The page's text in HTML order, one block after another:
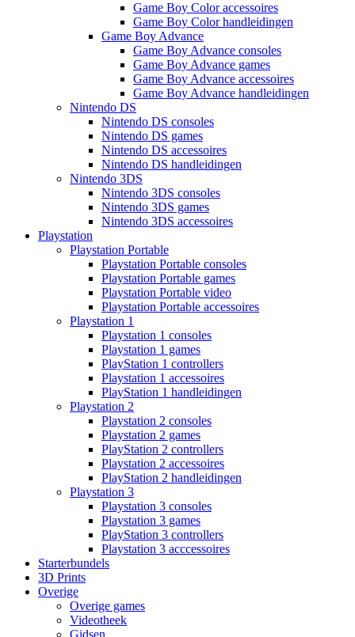
Game Boy Color accessoires
Game Boy Color handleidingen
Game Boy Advance
Game Boy Advance consoles
Game Boy Advance games
Game Boy Advance accessoires
Game Boy Advance handleidingen
Nintendo DS
Nintendo DS consoles
Nintendo DS games
Nintendo DS accessoires
Nintendo DS handleidingen
Nintendo 3DS
Nintendo 3DS consoles
Nintendo 3DS games
Nintendo 3DS accessoires
Playstation
Playstation Portable
Playstation Portable consoles
Playstation Portable games
Playstation Portable video
Playstation Portable accessoires
Playstation 1
Playstation 1 consoles
Playstation 1 games
PlayStation 1 controllers
Playstation 1 accessoires
PlayStation 1 handleidingen
Playstation 2
Playstation 2 consoles
Playstation 2 games
PlayStation 2 controllers
Playstation 2 accessoires
PlayStation 2 handleidingen
Playstation 3
Playstation 3 consoles
Playstation 3 games
PlayStation 3 controllers
Playstation 3 acccessoires
Starterbundels
3D Prints
Overige
Overige games
Videotheek
Gidsen